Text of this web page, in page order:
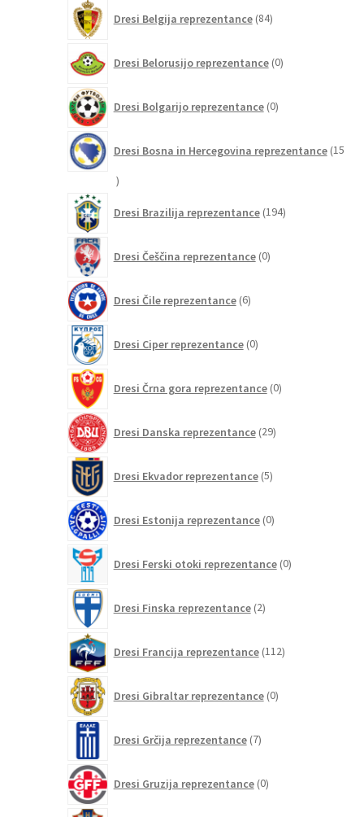
Dresi Belgija reprezentance 84izdelkov
Dresi Belorusijo reprezentance 0izdelkov
Dresi Bolgarijo reprezentance 0izdelkov
Dresi Bosna in Hercegovina reprezentance 15
15
Dresi Brazilija reprezentance 194izdelkov
Dresi Češčina reprezentance 0izdelkov
Dresi Čile reprezentance 6izdelkov
Dresi Ciper reprezentance 0izdelkov
Dresi Črna gora reprezentance 0izdelkov
Dresi Danska reprezentance 29izdelkov
Dresi Ekvador reprezentance 5izdelkov
Dresi Estonija reprezentance 0izdelkov
Dresi Ferski otoki reprezentance 0izdelkov
Dresi Finska reprezentance 2izdelka
Dresi Francija reprezentance 112izdelkov
Dresi Gibraltar reprezentance 0izdelkov
Dresi Grčija reprezentance 7izdelkov
Dresi Gruzija reprezentance 0izdelkov